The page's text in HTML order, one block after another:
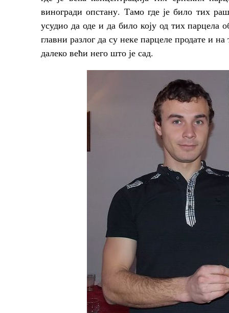
виногради опстану. Тамо где је било тих
усудио да оде и да било коју од тих парцела
главни разлог да су неке парцеле продате и
далеко већи него што је сад.